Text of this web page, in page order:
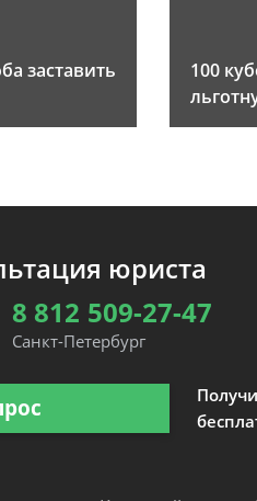
заставить
100
юриста
8 812 509-27-47
Санкт-Петербург